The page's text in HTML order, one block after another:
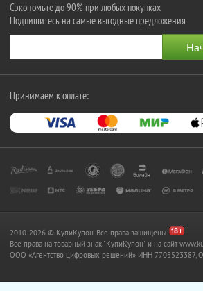
Сэкономьте до 90% при любых покупках
Подпишитесь на самые выгодные предложения
Принимаем к оплате:
2010-2026 © КупиКупон. Все права защищены.
Все права на товарный знак "КупиКупон" и на сайт
OOO «Агентство цифровых решений» ИНН 7705523387,